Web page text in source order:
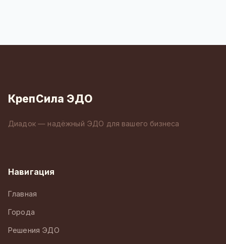
КрепСила ЭДО
Диадок — надёжный ЭДО для вашего бизнеса
Навигация
Главная
Города
Решения ЭДО